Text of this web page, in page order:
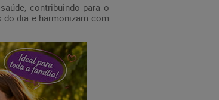
contribuindo para o
dia e harmonizam com